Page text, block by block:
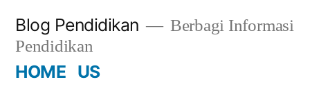
content
Blog Pendidikan
Berbagi Informasi
Pendidikan
HOME US